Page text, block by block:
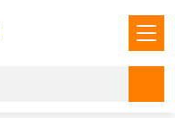
cache/0b/8f4ea/
in
夜风流视频下载APP,夜夜视